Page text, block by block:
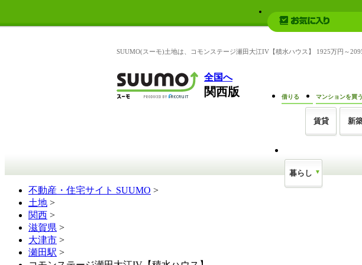
SUUMO(スーモ)土地は、コモンステージ瀬田大江IV【積水ハウス】 1925万円～
全国へ
関西版 借りる
賃貸
マンションを買う
新
暮らし
不動産・住宅サイト SUUMO >
土地 >
関西 >
滋賀県 >
大津市 >
瀬田駅 >